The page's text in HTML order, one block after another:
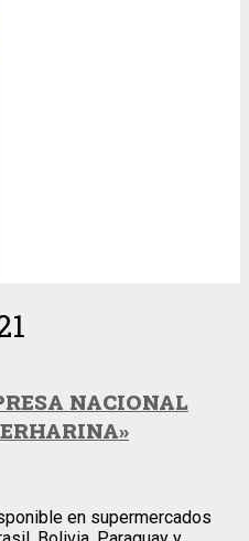
NACIONAL
en supermercados